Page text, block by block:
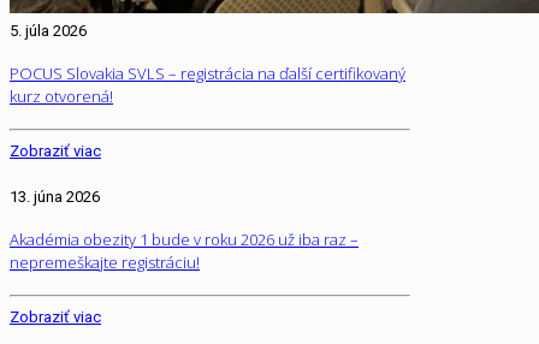
5. júla 2026
POCUS Slovakia SVLS – registrácia na ďalší certifikovaný
kurz otvorená!
Zobraziť viac
13. júna 2026
Akadémia obezity 1 bude v roku 2026 už iba raz –
nepremeškajte registráciu!
Zobraziť viac